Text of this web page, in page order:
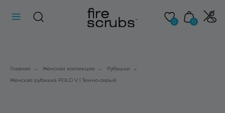
Главная → Женская коллекция → Рубашки →
Женская рубашка POLO V.1 Темно-серый